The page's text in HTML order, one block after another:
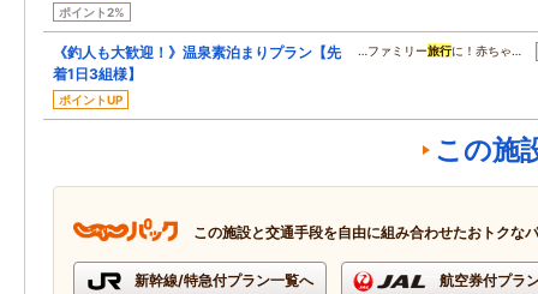
ポイント2%
《釣人も大歓迎！》温泉素泊まりプラン【先
着1日3組様】
ポイントUP
…ファミリー旅行に！赤ちゃ…
この施
この施設と交通手段を自由に組み合わせたおトクな
新幹線/特急付プラン一覧へ 航空券付プラ